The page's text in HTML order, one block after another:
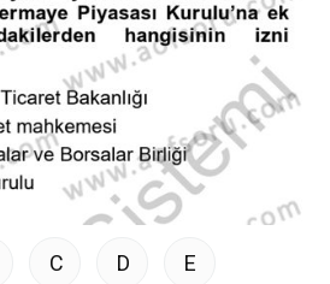
C D E